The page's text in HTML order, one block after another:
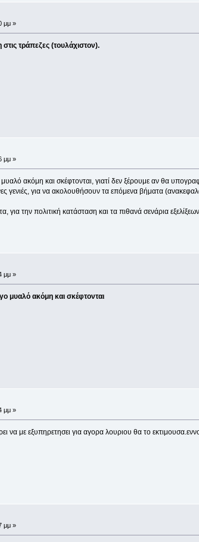
μμ »
τράπεζες (τουλάχιστον).
μμ »
ακόμη και σκέφτονται, γιατί δεν ξέρουμε αν θα
γενιές, για να ακολουθήσουν τα επόμενα βήματα
για την πολιτική κατάσταση και τα πιθανά σενάρια
μμ »
μυαλό ακόμη και σκέφτονται
μμ »
να με εξυπηρετησει για αγορα λουριου θα το
μμ »